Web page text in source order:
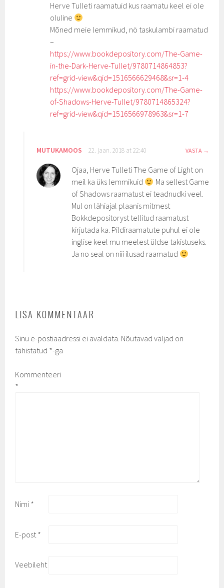
Herve Tulleti raamatuid kus raamatu keel ei ole
oluline
Mõned meie lemmikud, nö taskulambi raamatud
–
https://www.bookdepository.com/The-Game-
in-the-Dark-Herve-Tullet/9780714864853?
ref=grid-view&qid=1516566629468&sr=1-4
https://www.bookdepository.com/The-Game-
of-Shadows-Herve-Tullet/9780714865324?
ref=grid-view&qid=1516566978963&sr=1-7
MUTUKAMOOS 22. jaan. 2018 at 22:40 VASTA
Ojaa, Herve Tulleti The Game of Light on
meil ka üks lemmikuid
Ma sellest Game
of Shadows raamatust ei teadnudki veel.
Mul on lähiajal plaanis mitmest
Bokkdepositoryst tellitud raamatust
kirjutada ka. Pildiraamatute puhul ei ole
inglise keel mu meelest üldse takistuseks.
Ja no seal on niii ilusad raamatud
LISA KOMMENTAAR
Sinu e-postiaadressi ei avaldata. Nõutavad väljad on
tähistatud *-ga
Kommenteeri
*
Nimi *
E-post *
Veebileht